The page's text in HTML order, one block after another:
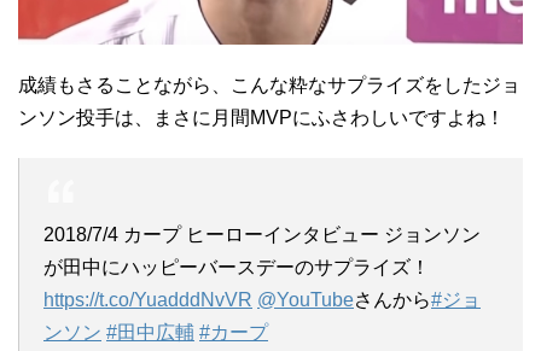
成績もさることながら、こんな粋なサプライズをしたジョ
ンソン投手は、まさに月間MVPにふさわしいですよね！
2018/7/4 カープ ヒーローインタビュー ジョンソン
が田中にハッピーバースデーのサプライズ！
https://t.co/YuadddNvVR @YouTubeさんから#ジョ
ンソン #田中広輔 #カープ